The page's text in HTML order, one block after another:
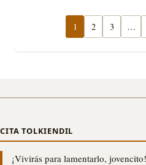
1 2 3 …
CITA TOLKIENDIL
¡Vivirás para lamentarlo,